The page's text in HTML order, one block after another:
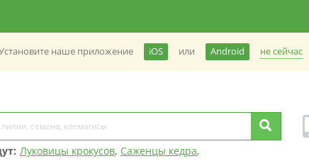
наше приложение iOS или Android не сейчас
Луковицы крокусов, Саженцы кедра,